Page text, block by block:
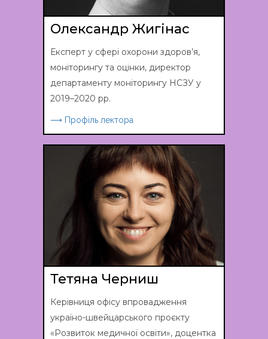
Олександр Жигінас
Експерт у сфері охорони здоров’я,
моніторингу та оцінки, директор
департаменту моніторингу НСЗУ у
2019–2020 рр.
⟶ Профіль лектора
Тетяна Черниш
Керівниця офісу впровадження
україно-швейцарського проєкту
«Розвиток медичної освіти», доцентка